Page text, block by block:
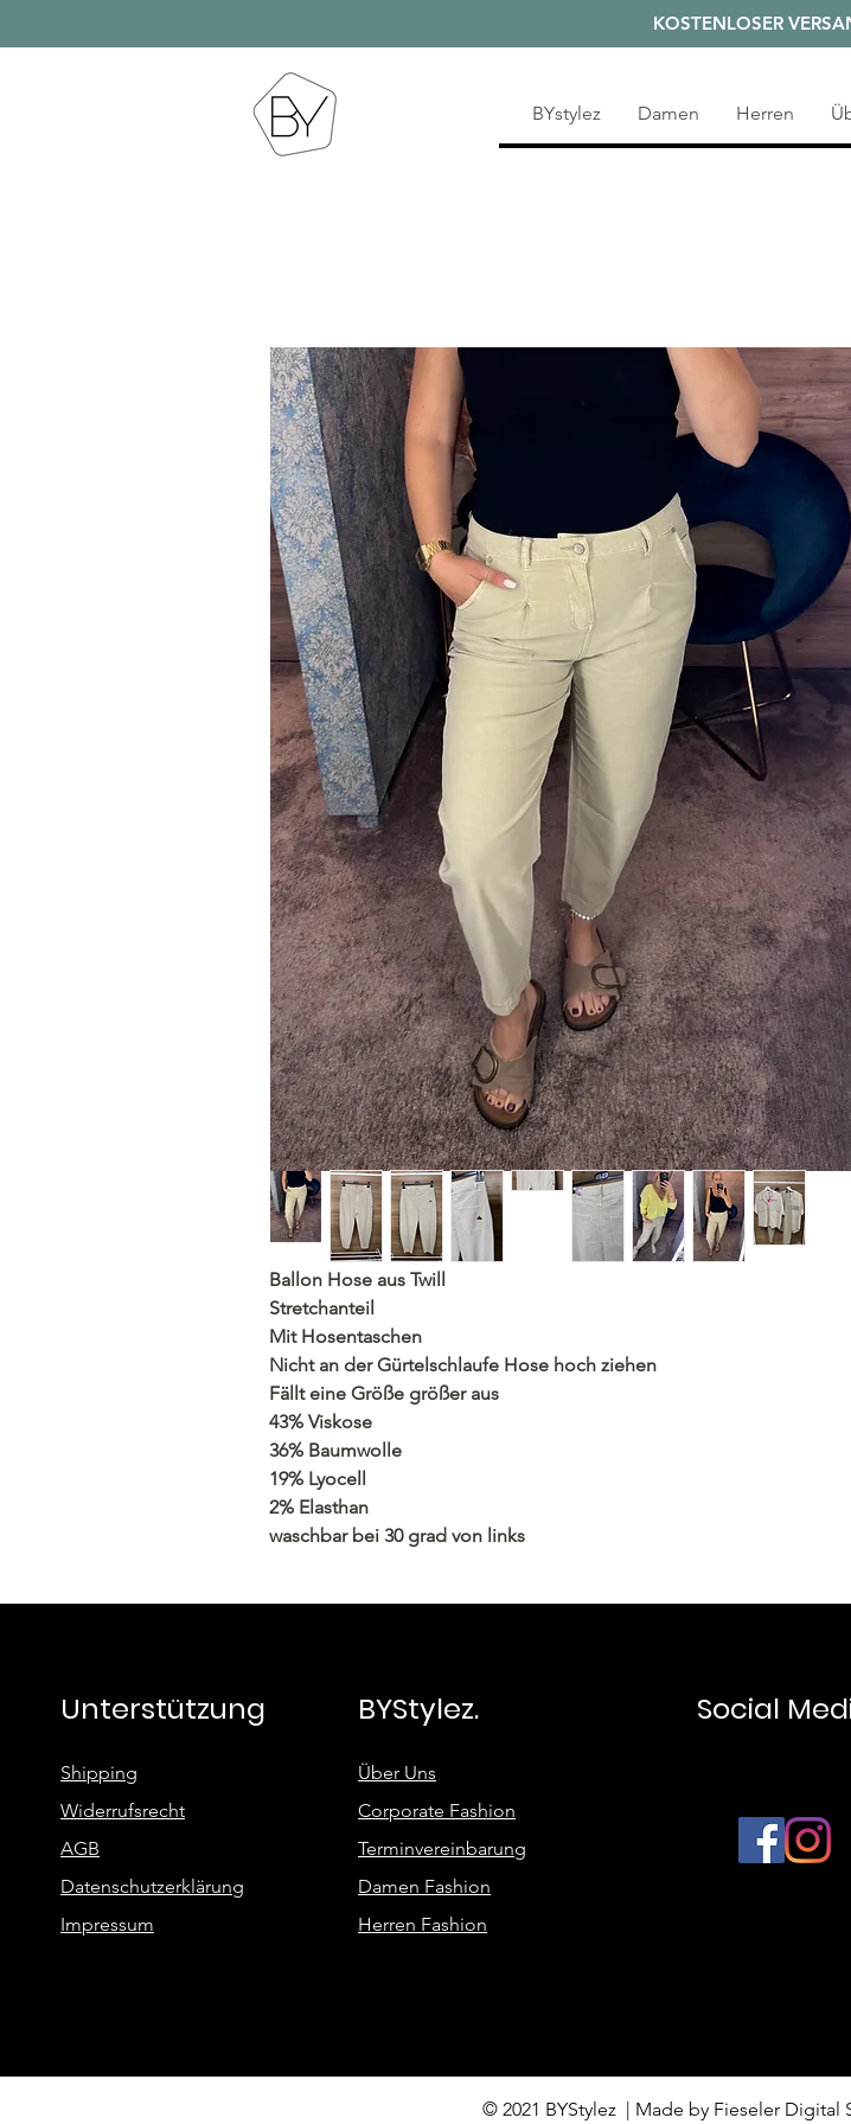
KOSTENLOSER
BYstylez Damen Herren
Ballon Hose aus Twill
Stretchanteil
Mit Hosentaschen
Nicht an der Gürtelschlaufe Hose hoch ziehen
Fällt eine Größe größer aus
43% Viskose
36% Baumwolle
19% Lyocell
2% Elasthan
waschbar bei 30 grad von links
Unterstützung
Shipping
Widerrufsrecht
AGB
Datenschutzerklärung
Impressum
BYStylez.
Über Uns
Corporate Fashion
Terminvereinbarung
Damen Fashion
Herren Fashion
Social
© 2021 BYStylez | Made by Fieseler Digital